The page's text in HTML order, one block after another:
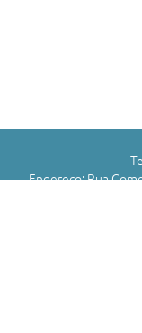
Endereço: Rua